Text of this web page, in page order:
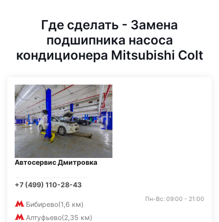
Где сделать - Замена
подшипника насоса
кондиционера Mitsubishi Colt
Автосервис Дмитровка
+7 (499) 110-28-43
Бибирево(1,6 км)
Алтуфьево(2,35 км)
Пн-Вс: 09:00 - 21:00